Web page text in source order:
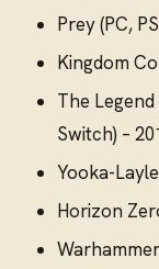
Prey (PC,
Kingdom
The
Switch) –
Yooka-
Horizon